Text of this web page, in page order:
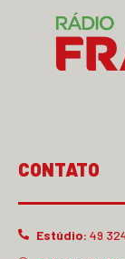
CONTATO
Estúdio: 49